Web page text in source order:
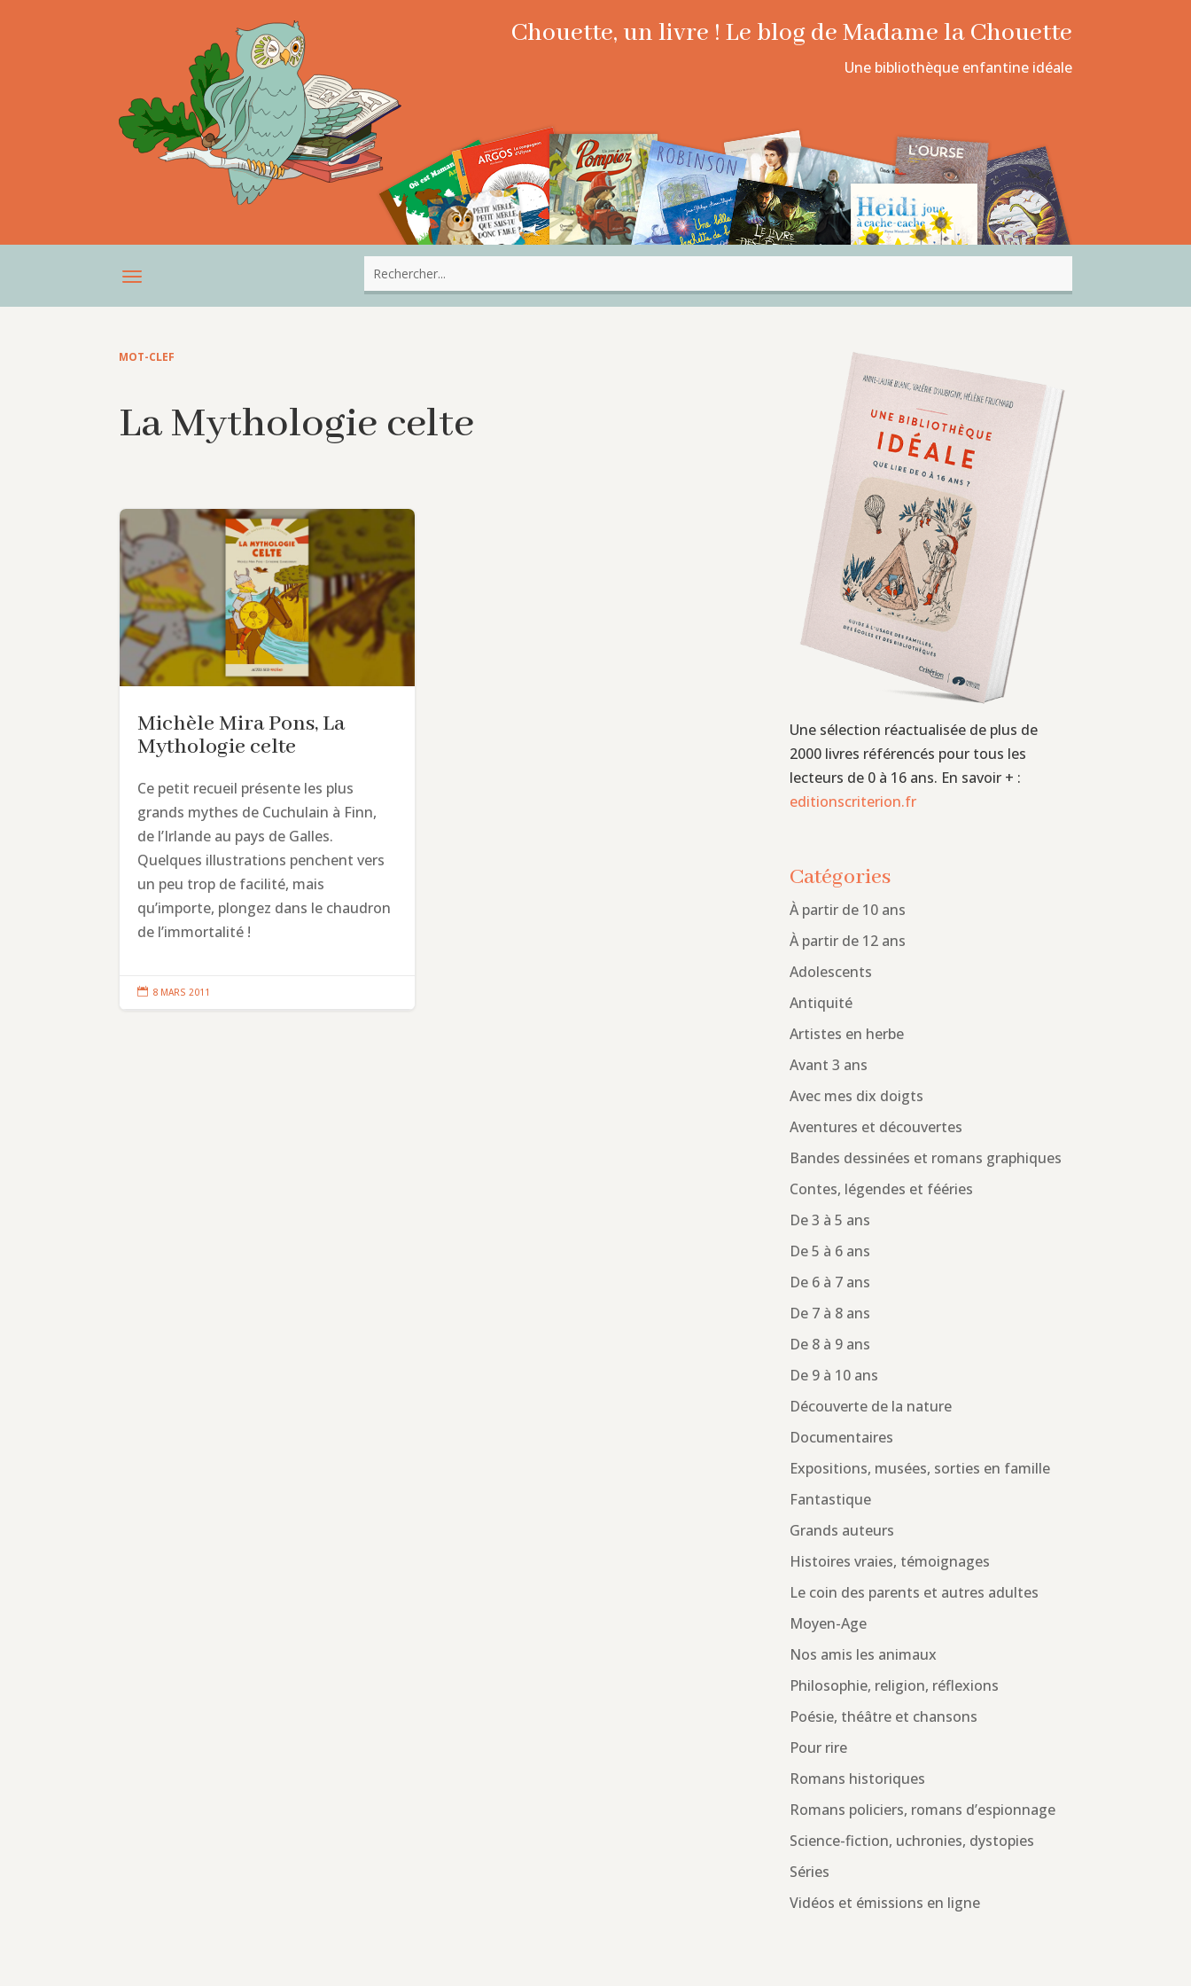
Chouette, un livre ! Le blog de Madame la Chouette
Une bibliothèque enfantine idéale
MOT-CLEF
La Mythologie celte
Michèle Mira Pons, La
Mythologie celte
Ce petit recueil présente les plus
grands mythes de Cuchulain à Finn,
de l’Irlande au pays de Galles.
Quelques illustrations penchent vers
un peu trop de facilité, mais
qu’importe, plongez dans le chaudron
de l’immortalité !
 8 MARS 2011
Une sélection réactualisée de plus de
2000 livres référencés pour tous les
lecteurs de 0 à 16 ans. En savoir + :
editionscriterion.fr
Catégories
À partir de 10 ans
À partir de 12 ans
Adolescents
Antiquité
Artistes en herbe
Avant 3 ans
Avec mes dix doigts
Aventures et découvertes
Bandes dessinées et romans graphiques
Contes, légendes et fééries
De 3 à 5 ans
De 5 à 6 ans
De 6 à 7 ans
De 7 à 8 ans
De 8 à 9 ans
De 9 à 10 ans
Découverte de la nature
Documentaires
Expositions, musées, sorties en famille
Fantastique
Grands auteurs
Histoires vraies, témoignages
Le coin des parents et autres adultes
Moyen-Age
Nos amis les animaux
Philosophie, religion, réflexions
Poésie, théâtre et chansons
Pour rire
Romans historiques
Romans policiers, romans d’espionnage
Science-fiction, uchronies, dystopies
Séries
Vidéos et émissions en ligne